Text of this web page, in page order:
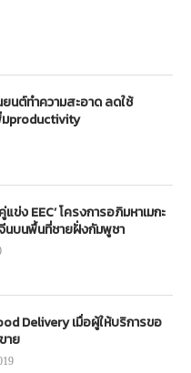
นต์ทำความสะอาด ลดใช้
มproductivity
แข่ง EEC’ โครงการอภิมหาเมกะ
นบนพื้นที่ชายฝั่งกัมพูชา
Delivery เมื่อผู้ให้บริการขอ
าย